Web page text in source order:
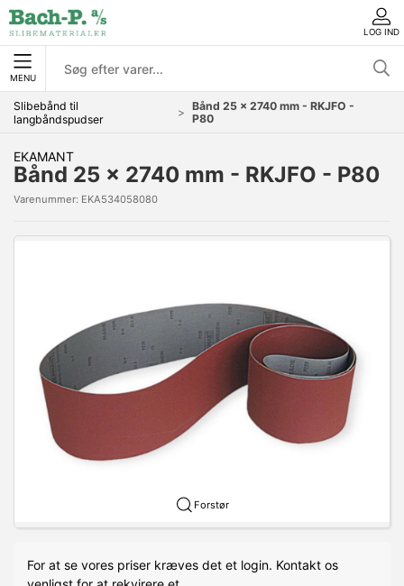
LOG IND
MENU
Slibebånd til
langbåndspudser
Bånd 25 x 2740 mm - RKJFO -
P80
EKAMANT
Bånd 25 x 2740 mm - RKJFO - P80
Varenummer: EKA534058080
Forstør
For at se vores priser kræves det et login. Kontakt os